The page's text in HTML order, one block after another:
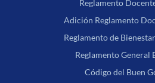
Reglamento
Adición Reglamento
Reglamento de
Reglamento General
Código del Buen